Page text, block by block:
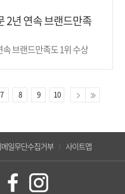
2년 연속 브랜드만족
브랜드만족도 1위 수상
7 8 9 10
일무단수집거부 사이트맵